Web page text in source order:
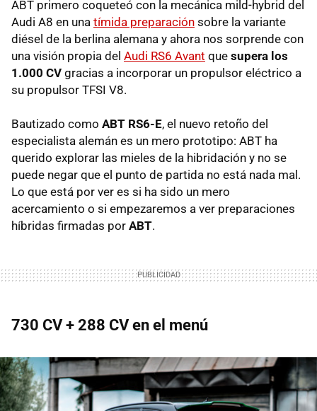
ABT primero coqueteó con la mecánica mild-hybrid del
Audi A8 en una tímida preparación sobre la variante
diésel de la berlina alemana y ahora nos sorprende con
una visión propia del Audi RS6 Avant que supera los
1.000 CV gracias a incorporar un propulsor eléctrico a
su propulsor TFSI V8.
Bautizado como ABT RS6-E, el nuevo retoño del
especialista alemán es un mero prototipo: ABT ha
querido explorar las mieles de la hibridación y no se
puede negar que el punto de partida no está nada mal.
Lo que está por ver es si ha sido un mero
acercamiento o si empezaremos a ver preparaciones
híbridas firmadas por ABT.
730 CV + 288 CV en el menú